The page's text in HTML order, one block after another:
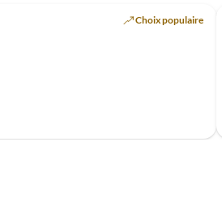
Choix populaire